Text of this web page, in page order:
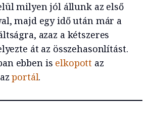
milyen jól állunk az első
majd egy idő után már a
azaz a kétszeres
át az összehasonlítást.
ebben is elkopott az
portál.